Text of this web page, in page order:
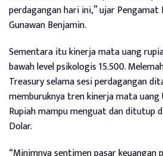
perdagangan hari ini,” ujar Pengamat
Gunawan Benjamin.
Sementara itu kinerja mata uang
bawah level psikologis 15.500.
Treasury selama sesi perdagangan
memburuknya tren kinerja mata uang
Rupiah mampu menguat dan ditutup
Dolar.